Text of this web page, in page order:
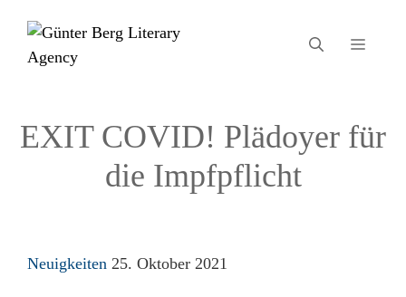
Inhalt
springen
EXIT COVID! Plädoyer für
die Impfpflicht
Kategorien
Neuigkeiten 25. Oktober 2021